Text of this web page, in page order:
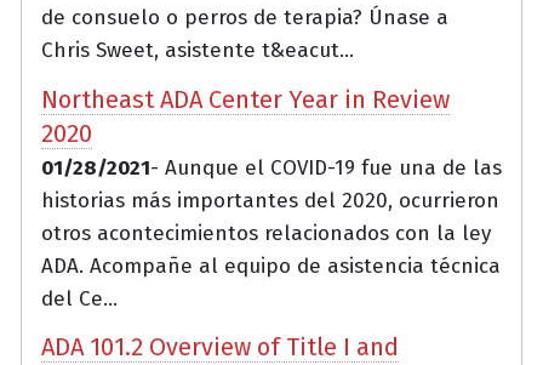
de consuelo o perros de terapia? Únase a
Chris Sweet, asistente t&eacut...
Northeast ADA Center Year in Review
2020
01/28/2021- Aunque el COVID-19 fue una de las
historias más importantes del 2020, ocurrieron
otros acontecimientos relacionados con la ley
ADA. Acompañe al equipo de asistencia técnica
del Ce...
ADA 101.2 Overview of Title I and